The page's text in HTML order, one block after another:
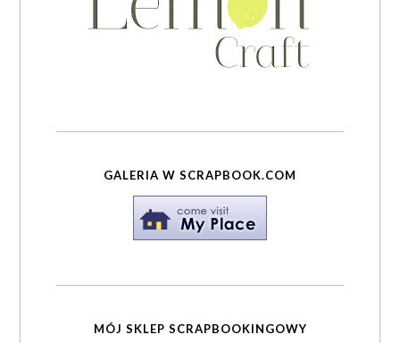
GALERIA W SCRAPBOOK.COM
MÓJ SKLEP SCRAPBOOKINGOWY